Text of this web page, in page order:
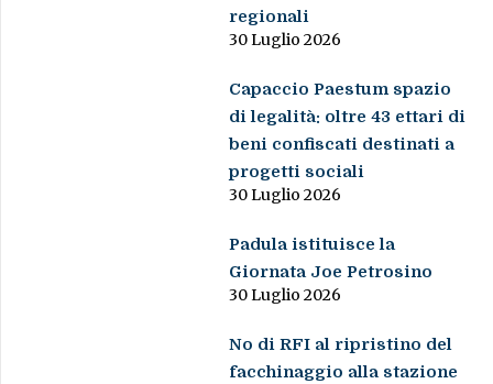
regionali
30 Luglio 2026
Capaccio Paestum spazio
di legalità: oltre 43 ettari di
beni confiscati destinati a
progetti sociali
30 Luglio 2026
Padula istituisce la
Giornata Joe Petrosino
30 Luglio 2026
No di RFI al ripristino del
facchinaggio alla stazione